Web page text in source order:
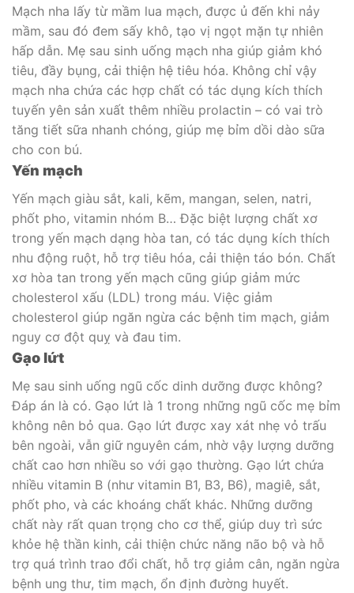
Mạch nha lấy từ mầm lua mạch, được ủ đến khi nảy
mầm, sau đó đem sấy khô, tạo vị ngọt mặn tự nhiên
hấp dẫn. Mẹ sau sinh uống mạch nha giúp giảm khó
tiêu, đầy bụng, cải thiện hệ tiêu hóa. Không chỉ vậy
mạch nha chứa các hợp chất có tác dụng kích thích
tuyến yên sản xuất thêm nhiều prolactin – có vai trò
tăng tiết sữa nhanh chóng, giúp mẹ bỉm dồi dào sữa
cho con bú.
Yến mạch
Yến mạch giàu sắt, kali, kẽm, mangan, selen, natri,
phốt pho, vitamin nhóm B… Đặc biệt lượng chất xơ
trong yến mạch dạng hòa tan, có tác dụng kích thích
nhu động ruột, hỗ trợ tiêu hóa, cải thiện táo bón. Chất
xơ hòa tan trong yến mạch cũng giúp giảm mức
cholesterol xấu (LDL) trong máu. Việc giảm
cholesterol giúp ngăn ngừa các bệnh tim mạch, giảm
nguy cơ đột quỵ và đau tim.
Gạo lứt
Mẹ sau sinh uống ngũ cốc dinh dưỡng được không?
Đáp án là có. Gạo lứt là 1 trong những ngũ cốc mẹ bỉm
không nên bỏ qua. Gạo lứt được xay xát nhẹ vỏ trấu
bên ngoài, vẫn giữ nguyên cám, nhờ vậy lượng dưỡng
chất cao hơn nhiều so với gạo thường. Gạo lứt chứa
nhiều vitamin B (như vitamin B1, B3, B6), magiê, sắt,
phốt pho, và các khoáng chất khác. Những dưỡng
chất này rất quan trọng cho cơ thể, giúp duy trì sức
khỏe hệ thần kinh, cải thiện chức năng não bộ và hỗ
trợ quá trình trao đổi chất, hỗ trợ giảm cân, ngăn ngừa
bệnh ung thư, tim mạch, ổn định đường huyết.